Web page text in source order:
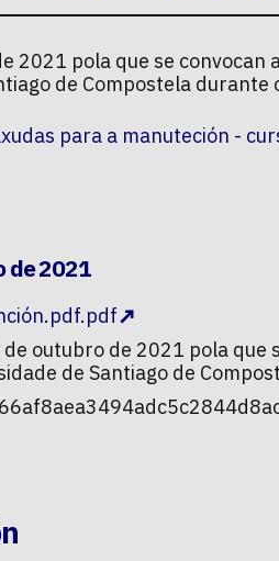
2021 pola que se
de Compostela
para a manuteción -
de 2021
outubro de 2021 pola
de Santiago de